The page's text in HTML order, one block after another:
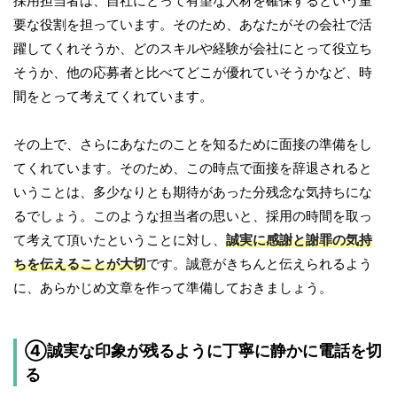
要な役割を担っています。そのため、あなたがその会社で活
躍してくれそうか、どのスキルや経験が会社にとって役立ち
そうか、他の応募者と比べてどこが優れていそうかなど、時
間をとって考えてくれています。
その上で、さらにあなたのことを知るために面接の準備をし
てくれています。そのため、この時点で面接を辞退されると
いうことは、多少なりとも期待があった分残念な気持ちにな
るでしょう。このような担当者の思いと、採用の時間を取っ
て考えて頂いたということに対し、 誠実に感謝と謝罪の気持
ちを伝えることが大切です。誠意がきちんと伝えられるよう
に、あらかじめ文章を作って準備しておきましょう。
④誠実な印象が残るように丁寧に静かに電話を切
る